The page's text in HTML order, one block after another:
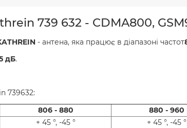
739 632 - CDMA800,
- антена, яка працює в діапазоні частот
дБ.
739632:
806 - 880
880 - 960
+ 45 °, -45 °
+ 45 °, -45 °